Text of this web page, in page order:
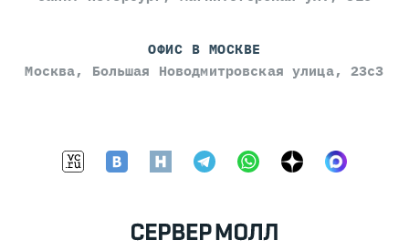
ОФИС В МОСКВЕ
Москва, Большая Новодмитровская улица, 23с3